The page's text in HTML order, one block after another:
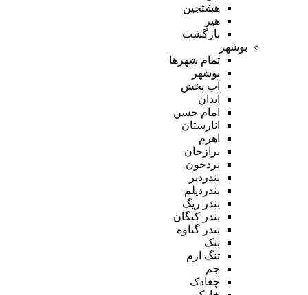
هشتجین
هیر
بازگشت
بوشهر
تمام شهر‌ها
بوشهر
آب پخش
آبدان
امام حسن
انارستان
اهرم
برازجان
بردخون
بندردیر
بندردیلم
بندر ریگ
بندر کنگان
بندر گناوه
بنک
تنگ ارم
جم
چغادک